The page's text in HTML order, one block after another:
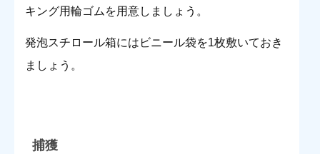
キング用輪ゴムを用意しましょう。
発泡スチロール箱にはビニール袋を1枚敷いておき
ましょう。
捕獲